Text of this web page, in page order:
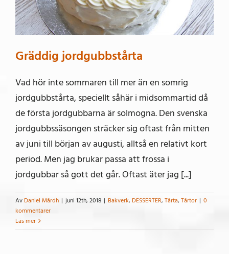
Gräddig jordgubbstårta
Vad hör inte sommaren till mer än en somrig
jordgubbstårta, speciellt såhär i midsommartid då
de första jordgubbarna är solmogna. Den svenska
jordgubbssäsongen sträcker sig oftast från mitten
av juni till början av augusti, alltså en relativt kort
period. Men jag brukar passa att frossa i
jordgubbar så gott det går. Oftast äter jag [...]
Av Daniel Mårdh | juni 12th, 2018 | Bakverk, DESSERTER, Tårta, Tårtor | 0
kommentarer
Läs mer